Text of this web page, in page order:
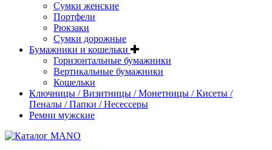
Сумки женские
Портфели
Рюкзаки
Сумки дорожные
Бумажники и кошельки
Горизонтальные бумажники
Вертикальные бумажники
Кошельки
Ключницы / Визитницы / Монетницы / Кисеты /
Пеналы / Папки / Несессеры
Ремни мужские